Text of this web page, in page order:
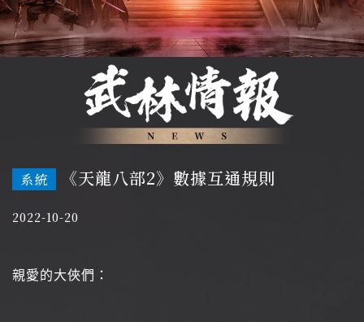
系統 《天龍八部2》數據互通規則
2022-10-20
親愛的大俠們：